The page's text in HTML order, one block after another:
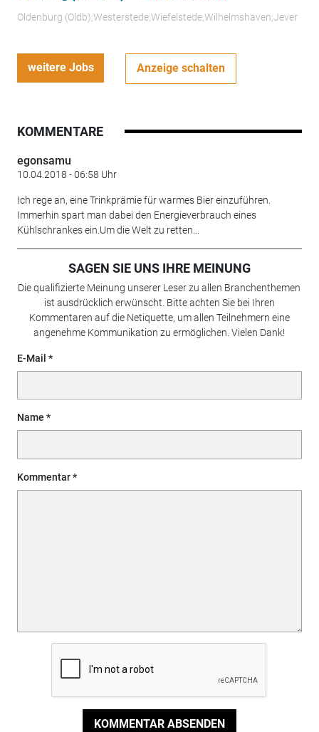
Oldenburg (Oldb);Westerstede;Wiefelstede;Wilhelmshaven;Jever
weitere Jobs Anzeige schalten
KOMMENTARE
egonsamu
10.04.2018 - 06:58 Uhr
Ich rege an, eine Trinkprämie für warmes Bier einzuführen.
Immerhin spart man dabei den Energieverbrauch eines
Kühlschrankes ein.Um die Welt zu retten...
SAGEN SIE UNS IHRE MEINUNG
Die qualifizierte Meinung unserer Leser zu allen Branchenthemen
ist ausdrücklich erwünscht. Bitte achten Sie bei Ihren
Kommentaren auf die Netiquette, um allen Teilnehmern eine
angenehme Kommunikation zu ermöglichen. Vielen Dank!
E-Mail
Name
Kommentar
KOMMENTAR ABSENDEN